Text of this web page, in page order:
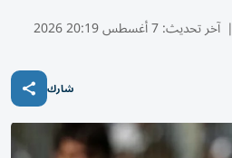
| آخر تحديث:7 أغسطس 20:19 2026
شارك